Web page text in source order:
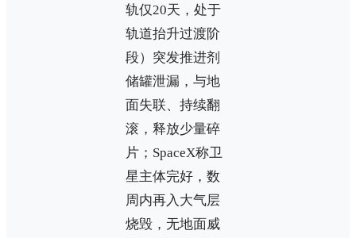
轨仅20天，处于
轨道抬升过渡阶
段）突发推进剂
储罐泄漏，与地
面失联、持续翻
滚，释放少量碎
片；SpaceX称卫
星主体完好，数
周内再入大气层
烧毁，无地面威